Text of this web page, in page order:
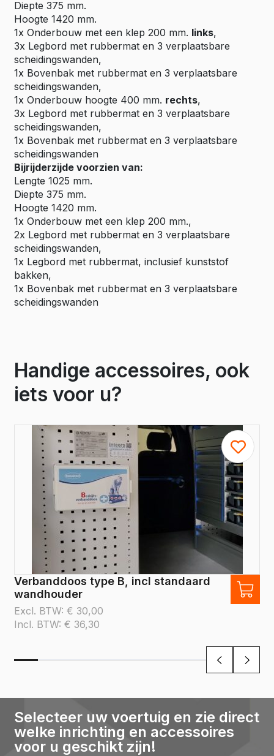
Diepte 375 mm.
Hoogte 1420 mm.
1x Onderbouw met een klep 200 mm. links,
3x Legbord met rubbermat en 3 verplaatsbare
scheidingswanden,
1x Bovenbak met rubbermat en 3 verplaatsbare
scheidingswanden,
1x Onderbouw hoogte 400 mm. rechts,
3x Legbord met rubbermat en 3 verplaatsbare
scheidingswanden,
1x Bovenbak met rubbermat en 3 verplaatsbare
scheidingswanden
Bijrijderzijde voorzien van:
Lengte 1025 mm.
Diepte 375 mm.
Hoogte 1420 mm.
1x Onderbouw met een klep 200 mm.,
2x Legbord met rubbermat en 3 verplaatsbare
scheidingswanden,
1x Legbord met rubbermat, inclusief kunststof
bakken,
1x Bovenbak met rubbermat en 3 verplaatsbare
scheidingswanden
Handige accessoires, ook
iets voor u?
Verbanddoos type B, incl standaard
wandhouder
Excl. BTW: € 30,00
Incl. BTW: € 36,30
Selecteer uw voertuig en zie direct
welke inrichting en accessoires
voor u geschikt zijn!